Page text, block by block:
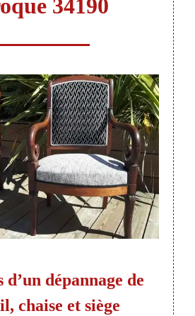
34190
d’un dépannage de
chaise et siège